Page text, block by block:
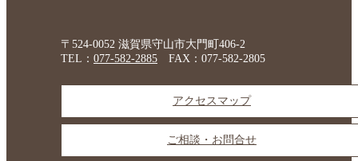
〒524-0052 滋賀県守山市大門町406-2
TEL： 077-582-2885 FAX：077-582-2805
アクセスマップ
ご相談・お問合せ